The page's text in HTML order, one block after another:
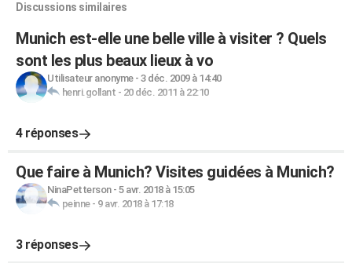
Discussions similaires
Munich est-elle une belle ville à visiter ? Quels
sont les plus beaux lieux à vo
Utilisateur anonyme- 3 déc. 2009 à 14:40
henri.gollant - 20 déc. 2011 à 22:10
4 réponses
Que faire à Munich? Visites guidées à Munich?
NinaPetterson- 5 avr. 2018 à 15:05
peinne- 9 avr. 2018 à 17:18
3 réponses